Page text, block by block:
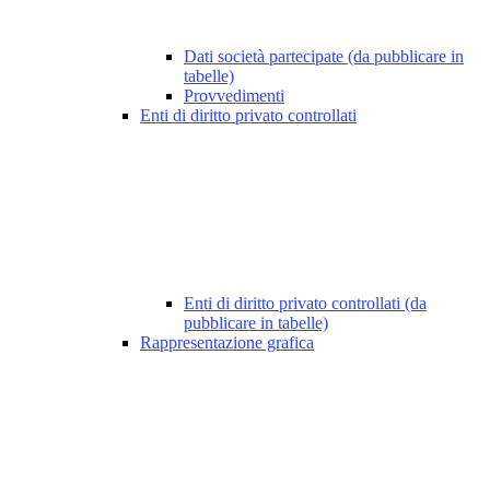
Dati società partecipate (da pubblicare in
tabelle)
Provvedimenti
Enti di diritto privato controllati
Enti di diritto privato controllati (da
pubblicare in tabelle)
Rappresentazione grafica